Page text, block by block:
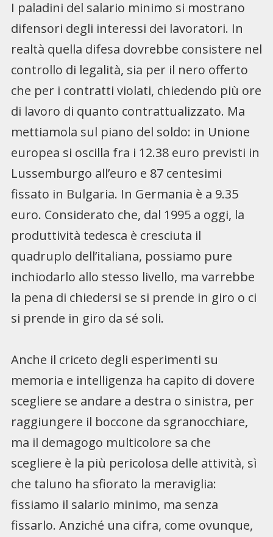
I paladini del salario minimo si mostrano
difensori degli interessi dei lavoratori. In
realtà quella difesa dovrebbe consistere nel
controllo di legalità, sia per il nero offerto
che per i contratti violati, chiedendo più ore
di lavoro di quanto contrattualizzato. Ma
mettiamola sul piano del soldo: in Unione
europea si oscilla fra i 12.38 euro previsti in
Lussemburgo all’euro e 87 centesimi
fissato in Bulgaria. In Germania è a 9.35
euro. Considerato che, dal 1995 a oggi, la
produttività tedesca è cresciuta il
quadruplo dell’italiana, possiamo pure
inchiodarlo allo stesso livello, ma varrebbe
la pena di chiedersi se si prende in giro o ci
si prende in giro da sé soli.
Anche il criceto degli esperimenti su
memoria e intelligenza ha capito di dovere
scegliere se andare a destra o sinistra, per
raggiungere il boccone da sgranocchiare,
ma il demagogo multicolore sa che
scegliere è la più pericolosa delle attività, sì
che taluno ha sfiorato la meraviglia:
fissiamo il salario minimo, ma senza
fissarlo. Anziché una cifra, come ovunque,